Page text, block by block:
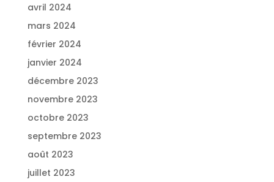
avril 2024
mars 2024
février 2024
janvier 2024
décembre 2023
novembre 2023
octobre 2023
septembre 2023
août 2023
juillet 2023